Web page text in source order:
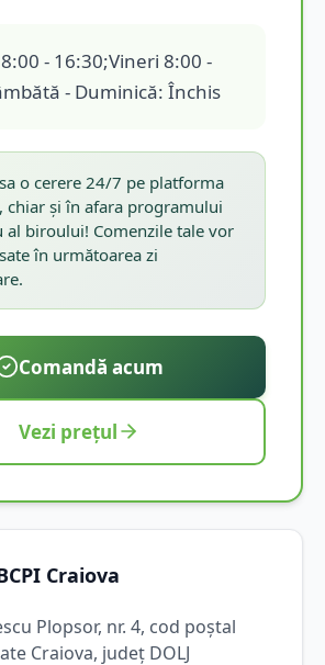
- 16:30;Vineri 8:00 -
- Duminică: Închis
o cerere 24/7 pe platforma
chiar și în afara programului
al biroului! Comenzile tale vor
în următoarea zi
Comandă acum
Vezi prețul
Craiova
Plopsor, nr. 4, cod poștal
Craiova, județ DOLJ